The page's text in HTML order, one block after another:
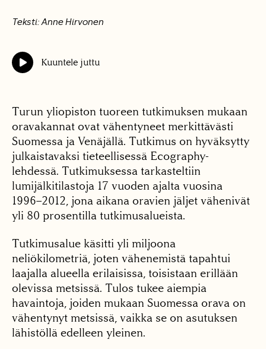
Teksti: Anne Hirvonen
Kuuntele juttu
Turun yliopiston tuoreen tutkimuksen mukaan
oravakannat ovat vähentyneet merkittävästi
Suomessa ja Venäjällä. Tutkimus on hyväksytty
julkaistavaksi tieteellisessä Ecography-
lehdessä. Tutkimuksessa tarkasteltiin
lumijälkitilastoja 17 vuoden ajalta vuosina
1996–2012, jona aikana oravien jäljet vähenivät
yli 80 prosentilla tutkimusalueista.
Tutkimusalue käsitti yli miljoona
neliökilometriä, joten vähenemistä tapahtui
laajalla alueella erilaisissa, toisistaan erillään
olevissa metsissä. Tulos tukee aiempia
havaintoja, joiden mukaan Suomessa orava on
vähentynyt metsissä, vaikka se on asutuksen
lähistöllä edelleen yleinen.